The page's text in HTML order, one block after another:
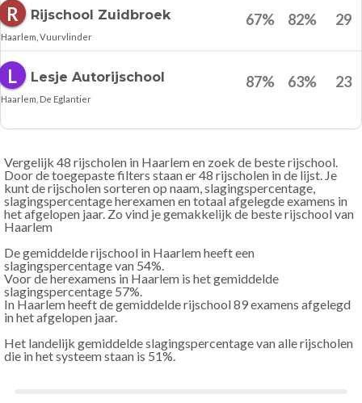
R Rijschool Zuidbroek
Haarlem, Vuurvlinder
67% 82% 29
L Lesje Autorijschool
Haarlem, De Eglantier
87% 63% 23
Vergelijk 48 rijscholen in Haarlem en zoek de beste rijschool.
Door de toegepaste filters staan er 48 rijscholen in de lijst. Je
kunt de rijscholen sorteren op naam, slagingspercentage,
slagingspercentage herexamen en totaal afgelegde examens in
het afgelopen jaar. Zo vind je gemakkelijk de beste rijschool van
Haarlem
De gemiddelde rijschool in Haarlem heeft een
slagingspercentage van 54%.
Voor de herexamens in Haarlem is het gemiddelde
slagingspercentage 57%.
In Haarlem heeft de gemiddelde rijschool 89 examens afgelegd
in het afgelopen jaar.
Het landelijk gemiddelde slagingspercentage van alle rijscholen
die in het systeem staan is 51%.